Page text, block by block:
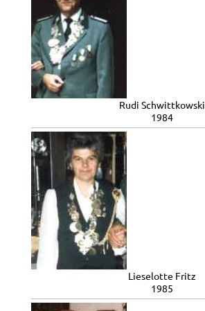
Rudi Schwittkowski
1984
Lieselotte Fritz
1985